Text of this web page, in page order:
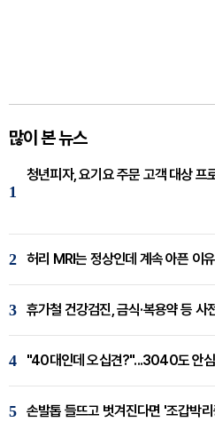
많이 본 뉴스
1
청년피자, 요기요 주문 고객 대상 프
2 허리 MRI는 정상인데 계속 아픈 이
3 휴가철 건강검진, 금식·복용약 등
4 "40대인데 오십견?"...3040도 안심
5 손발톱 들뜨고 벗겨진다면 '조갑박